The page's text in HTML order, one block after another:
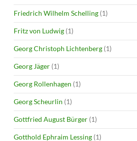
Friedrich Wilhelm Schelling (1)
Fritz von Ludwig (1)
Georg Christoph Lichtenberg (1)
Georg Jäger (1)
Georg Rollenhagen (1)
Georg Scheurlin (1)
Gottfried August Bürger (1)
Gotthold Ephraim Lessing (1)